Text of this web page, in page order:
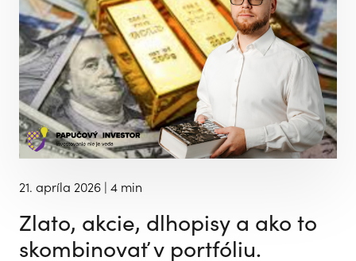
21. apríla 2026 | 4 min
Zlato, akcie, dlhopisy a ako to
skombinovať v portfóliu.